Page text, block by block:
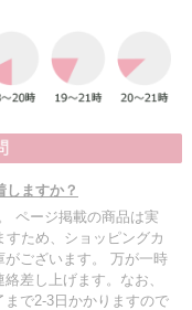
ますか？
ページ掲載の商品は実
ため、ショッピングカ
ございます。 万が一時
差し上げます。なお、
まで2-3日かかりますので